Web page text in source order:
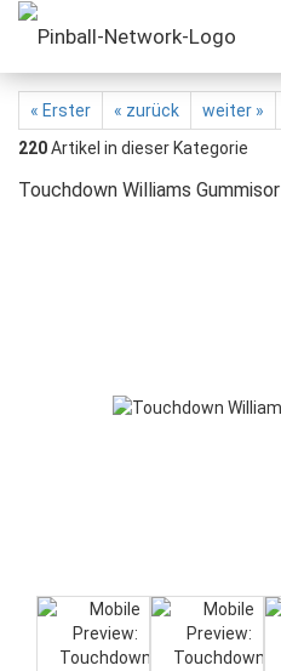
« Erster « zurück weiter »
220Artikel in dieser Kategorie
Touchdown Williams